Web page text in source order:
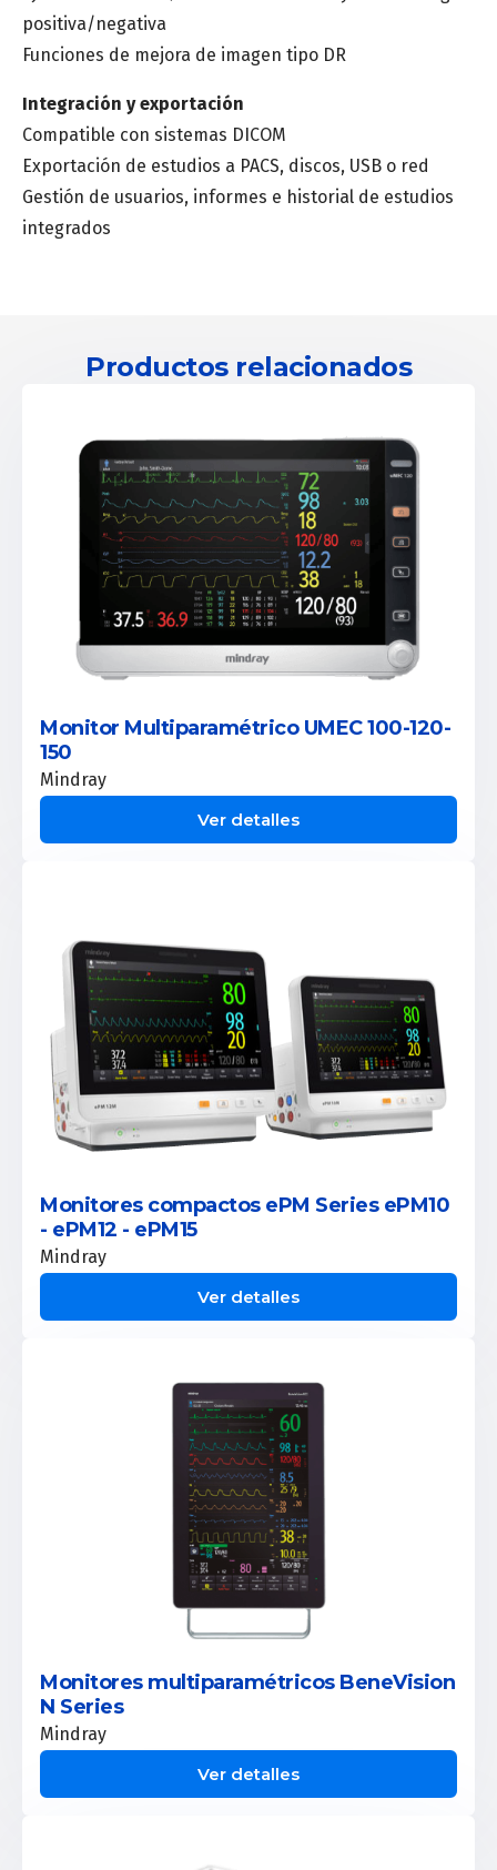
positiva/negativa
Funciones de mejora de imagen tipo DR
Integración y exportación
Compatible con sistemas DICOM
Exportación de estudios a PACS, discos, USB o red
Gestión de usuarios, informes e historial de estudios
integrados
Productos relacionados
Monitor Multiparamétrico UMEC 100-120-
150
Mindray
Ver detalles
Monitores compactos ePM Series ePM10
- ePM12 - ePM15
Mindray
Ver detalles
Monitores multiparamétricos BeneVision
N Series
Mindray
Ver detalles